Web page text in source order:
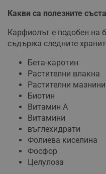
Какви са полезните
Карфиолът е подобен на
съдържа следните
Бета-каротин
Растителни влакна
Растителни мазнини
Биотин
Витамин А
Витамини
въглехидрати
Фолиева киселина
Фосфор
Целулоза